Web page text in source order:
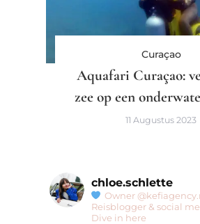
Curaçao
Aquafari Curaçao:
zee op een
11 Augustus 2023
chloe.schlette
Owner
Reisblogger & social
Dive in here